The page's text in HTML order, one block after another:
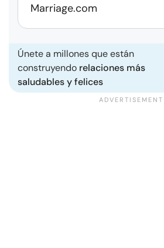
Marriage.com
Únete a millones que están
construyendo relaciones más
saludables y felices